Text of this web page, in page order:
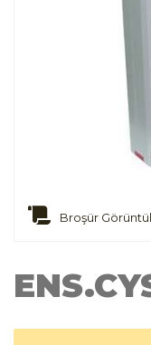
Broşür